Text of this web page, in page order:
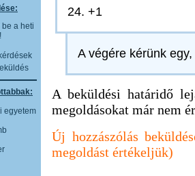
a heti
egyetem
24. +1
A végére kérünk
A beküldési határidő
megoldásokat már nem
Új hozzászólás
megoldást értékeljük)